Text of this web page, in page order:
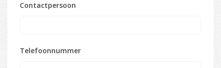
Contactpersoon
Telefoonnummer